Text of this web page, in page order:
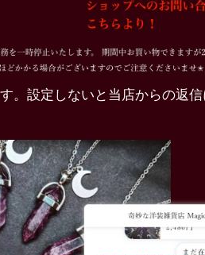
。設定しないと当店からの返